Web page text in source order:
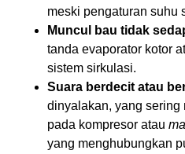
meski pengaturan suhu
Muncul bau tidak
tanda evaporator kotor
sistem sirkulasi.
Suara berdecit atau
dinyalakan, yang
pada kompresor atau
yang menghubungkan